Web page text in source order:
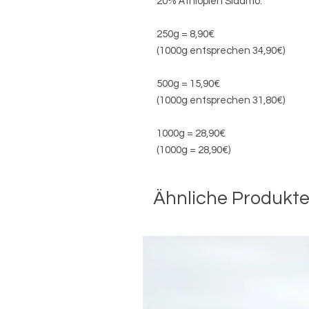
250g = 8,90€
(1000g entsprechen 34,90€)
500g = 15,90€
(1000g entsprechen 31,80€)
1000g = 28,90€
(1000g = 28,90€)
Ähnliche Produkte